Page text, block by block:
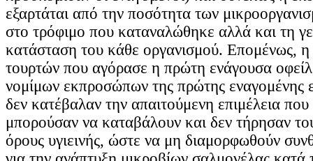
εξαρτάται από την ποσότητα των
στο τρόφιμο που καταναλώθηκε αλλά και τη
κατάσταση του κάθε οργανισμού. Επομένως,
τουρτών που αγόρασε η πρώτη ενάγουσα
νομίμων εκπροσώπων της πρώτης εναγομένης
δεν κατέβαλαν την απαιτούμενη επιμέλεια που
μπορούσαν να καταβάλουν και δεν τήρησαν
όρους υγιεινής, ώστε να μη διαμορφωθούν